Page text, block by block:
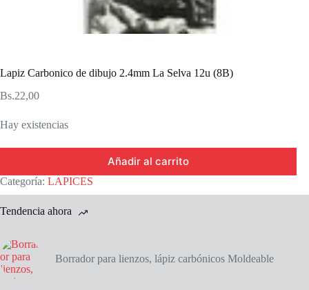
Lapiz Carbonico de dibujo 2.4mm La Selva 12u (8B)
Bs.22,00
Hay existencias
Añadir al carrito
Categoría: LAPICES
Tendencia ahora
Borrador para lienzos, lápiz carbónicos Moldeable